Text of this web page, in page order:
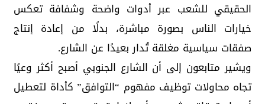
الحقيقي للشعب عبر أدوات واضحة وشفافة تعكس
خيارات الناس بصورة مباشرة، بدلًا من إعادة إنتاج
صفقات سياسية مغلقة تُدار بعيدًا عن الشارع.
ويشير متابعون إلى أن الشارع الجنوبي أصبح أكثر وعيًا
تجاه محاولات توظيف مفهوم “التوافق” كأداة لتعطيل